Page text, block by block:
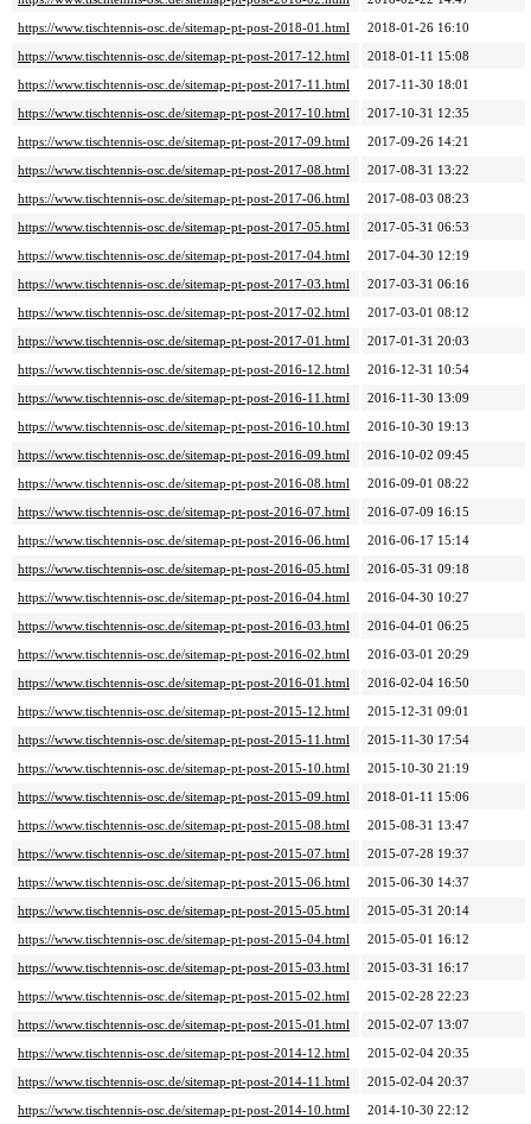
https://www.tischtennis-osc.de/sitemap-pt-post-2018-01.html
2018-01-26 16:10
https://www.tischtennis-osc.de/sitemap-pt-post-2017-12.html
2018-01-11 15:08
https://www.tischtennis-osc.de/sitemap-pt-post-2017-11.html
2017-11-30 18:01
https://www.tischtennis-osc.de/sitemap-pt-post-2017-10.html
2017-10-31 12:35
https://www.tischtennis-osc.de/sitemap-pt-post-2017-09.html
2017-09-26 14:21
https://www.tischtennis-osc.de/sitemap-pt-post-2017-08.html
2017-08-31 13:22
https://www.tischtennis-osc.de/sitemap-pt-post-2017-06.html
2017-08-03 08:23
https://www.tischtennis-osc.de/sitemap-pt-post-2017-05.html
2017-05-31 06:53
https://www.tischtennis-osc.de/sitemap-pt-post-2017-04.html
2017-04-30 12:19
https://www.tischtennis-osc.de/sitemap-pt-post-2017-03.html
2017-03-31 06:16
https://www.tischtennis-osc.de/sitemap-pt-post-2017-02.html
2017-03-01 08:12
https://www.tischtennis-osc.de/sitemap-pt-post-2017-01.html
2017-01-31 20:03
https://www.tischtennis-osc.de/sitemap-pt-post-2016-12.html
2016-12-31 10:54
https://www.tischtennis-osc.de/sitemap-pt-post-2016-11.html
2016-11-30 13:09
https://www.tischtennis-osc.de/sitemap-pt-post-2016-10.html
2016-10-30 19:13
https://www.tischtennis-osc.de/sitemap-pt-post-2016-09.html
2016-10-02 09:45
https://www.tischtennis-osc.de/sitemap-pt-post-2016-08.html
2016-09-01 08:22
https://www.tischtennis-osc.de/sitemap-pt-post-2016-07.html
2016-07-09 16:15
https://www.tischtennis-osc.de/sitemap-pt-post-2016-06.html
2016-06-17 15:14
https://www.tischtennis-osc.de/sitemap-pt-post-2016-05.html
2016-05-31 09:18
https://www.tischtennis-osc.de/sitemap-pt-post-2016-04.html
2016-04-30 10:27
https://www.tischtennis-osc.de/sitemap-pt-post-2016-03.html
2016-04-01 06:25
https://www.tischtennis-osc.de/sitemap-pt-post-2016-02.html
2016-03-01 20:29
https://www.tischtennis-osc.de/sitemap-pt-post-2016-01.html
2016-02-04 16:50
https://www.tischtennis-osc.de/sitemap-pt-post-2015-12.html
2015-12-31 09:01
https://www.tischtennis-osc.de/sitemap-pt-post-2015-11.html
2015-11-30 17:54
https://www.tischtennis-osc.de/sitemap-pt-post-2015-10.html
2015-10-30 21:19
https://www.tischtennis-osc.de/sitemap-pt-post-2015-09.html
2018-01-11 15:06
https://www.tischtennis-osc.de/sitemap-pt-post-2015-08.html
2015-08-31 13:47
https://www.tischtennis-osc.de/sitemap-pt-post-2015-07.html
2015-07-28 19:37
https://www.tischtennis-osc.de/sitemap-pt-post-2015-06.html
2015-06-30 14:37
https://www.tischtennis-osc.de/sitemap-pt-post-2015-05.html
2015-05-31 20:14
https://www.tischtennis-osc.de/sitemap-pt-post-2015-04.html
2015-05-01 16:12
https://www.tischtennis-osc.de/sitemap-pt-post-2015-03.html
2015-03-31 16:17
https://www.tischtennis-osc.de/sitemap-pt-post-2015-02.html
2015-02-28 22:23
https://www.tischtennis-osc.de/sitemap-pt-post-2015-01.html
2015-02-07 13:07
https://www.tischtennis-osc.de/sitemap-pt-post-2014-12.html
2015-02-04 20:35
https://www.tischtennis-osc.de/sitemap-pt-post-2014-11.html
2015-02-04 20:37
https://www.tischtennis-osc.de/sitemap-pt-post-2014-10.html
2014-10-30 22:12